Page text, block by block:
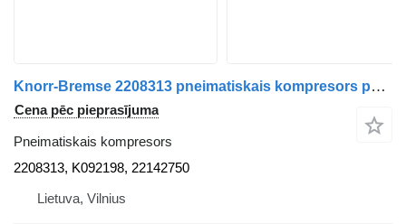
Knorr-Bremse 2208313 pneimatiskais kompresors paredzēts Volvo vilcēja
Cena pēc pieprasījuma
Pneimatiskais kompresors
2208313, K092198, 22142750
Lietuva, Vilnius